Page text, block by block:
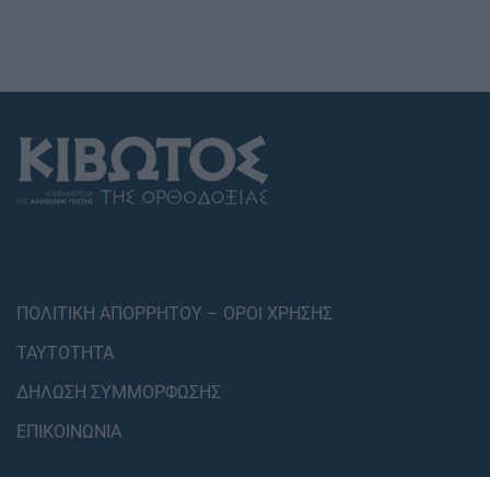
ΠΟΛΙΤΙΚΗ ΑΠΟΡΡΗΤΟΥ – ΟΡΟΙ ΧΡΗΣΗΣ
ΤΑΥΤΟΤΗΤΑ
ΔΗΛΩΣΗ ΣΥΜΜΟΡΦΩΣΗΣ
ΕΠΙΚΟΙΝΩΝΙΑ